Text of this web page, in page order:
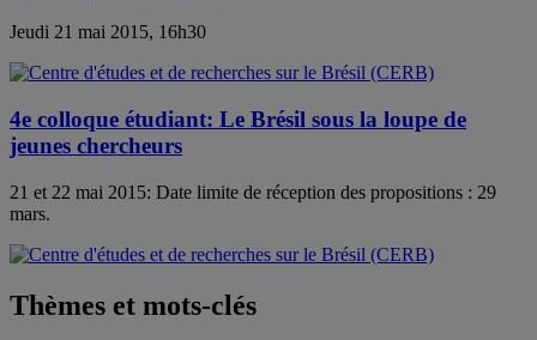
Jeudi 21 mai 2015, 16h30
4e colloque étudiant: Le Brésil sous la loupe de
jeunes chercheurs
21 et 22 mai 2015: Date limite de réception des propositions : 29
mars.
Thèmes et mots-clés